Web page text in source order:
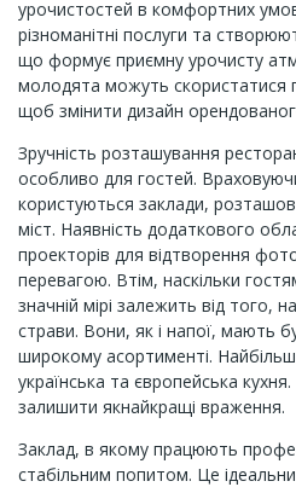
урочистостей в комфортних
різноманітні послуги та
що формує приємну урочисту
молодята можуть скористатися
щоб змінити дизайн
Зручність розташування
особливо для гостей.
користуються заклади,
міст. Наявність додаткового
проекторів для відтворення
перевагою. Втім, наскільки
значній мірі залежить від того,
страви. Вони, як і напої, мають
широкому асортименті.
українська та європейська
залишити якнайкращі враження.
Заклад, в якому працюють
стабільним попитом. Це